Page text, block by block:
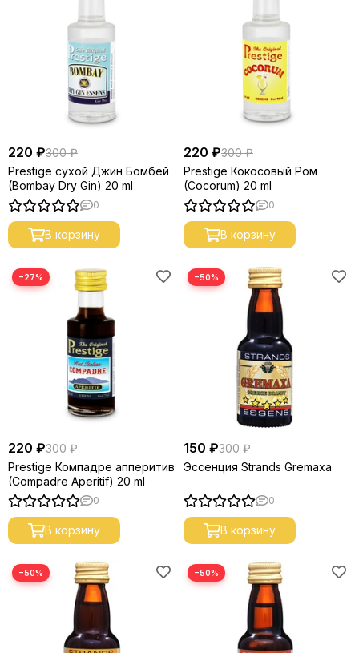
220 ₽300 ₽
Prestige сухой Джин Бомбей
(Bombay Dry Gin) 20 ml
0
В корзину
220 ₽300 ₽
Prestige Кокосовый Ром
(Cocorum) 20 ml
0
В корзину
−27%
220 ₽300 ₽
Prestige Компадре апперитив
(Compadre Aperitif) 20 ml
0
В корзину
−50%
150 ₽300 ₽
Эссенция Strands Gremaxa
0
В корзину
−50% −50%